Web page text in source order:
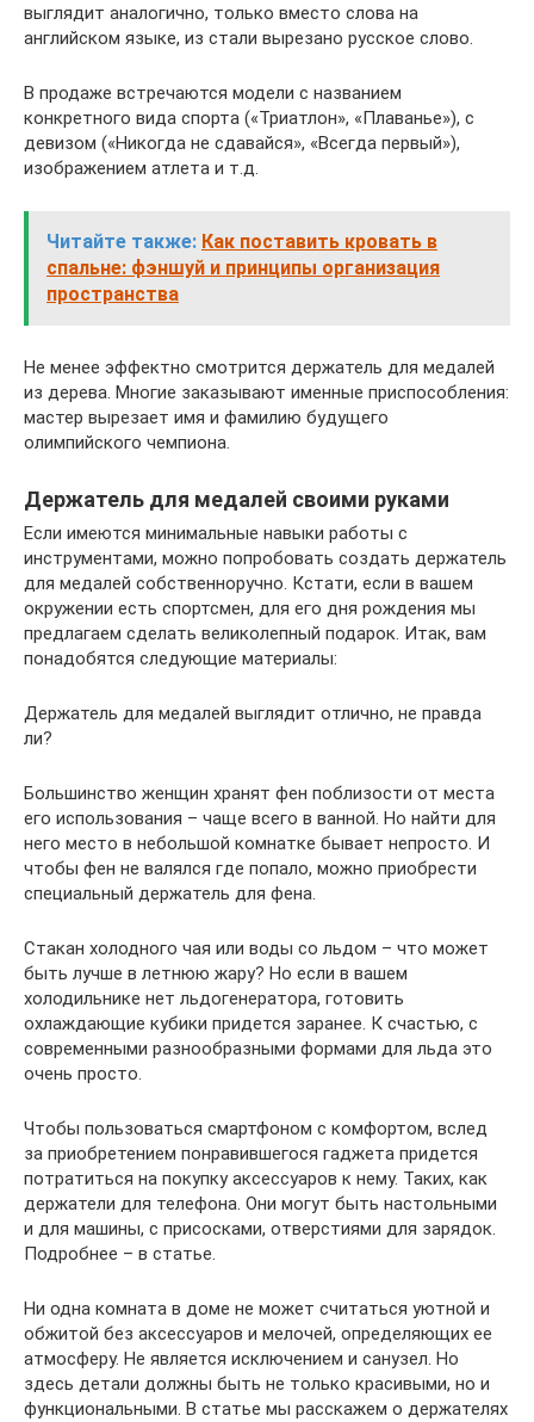
выглядит аналогично, только вместо слова на
английском языке, из стали вырезано русское слово.
В продаже встречаются модели с названием
конкретного вида спорта («Триатлон», «Плаванье»), с
девизом («Никогда не сдавайся», «Всегда первый»),
изображением атлета и т.д.
Читайте также: Как поставить кровать в
спальне: фэншуй и принципы организация
пространства
Не менее эффектно смотрится держатель для медалей
из дерева. Многие заказывают именные приспособления:
мастер вырезает имя и фамилию будущего
олимпийского чемпиона.
Держатель для медалей своими руками
Если имеются минимальные навыки работы с
инструментами, можно попробовать создать держатель
для медалей собственноручно. Кстати, если в вашем
окружении есть спортсмен, для его дня рождения мы
предлагаем сделать великолепный подарок. Итак, вам
понадобятся следующие материалы:
Держатель для медалей выглядит отлично, не правда
ли?
Большинство женщин хранят фен поблизости от места
его использования – чаще всего в ванной. Но найти для
него место в небольшой комнатке бывает непросто. И
чтобы фен не валялся где попало, можно приобрести
специальный держатель для фена.
Стакан холодного чая или воды со льдом – что может
быть лучше в летнюю жару? Но если в вашем
холодильнике нет льдогенератора, готовить
охлаждающие кубики придется заранее. К счастью, с
современными разнообразными формами для льда это
очень просто.
Чтобы пользоваться смартфоном с комфортом, вслед
за приобретением понравившегося гаджета придется
потратиться на покупку аксессуаров к нему. Таких, как
держатели для телефона. Они могут быть настольными
и для машины, с присосками, отверстиями для зарядок.
Подробнее – в статье.
Ни одна комната в доме не может считаться уютной и
обжитой без аксессуаров и мелочей, определяющих ее
атмосферу. Не является исключением и санузел. Но
здесь детали должны быть не только красивыми, но и
функциональными. В статье мы расскажем о держателях